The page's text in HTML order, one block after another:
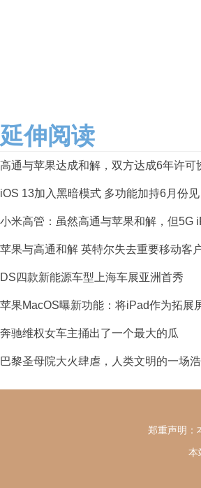
延伸阅读
高通与苹果达成和解，双方达成6年许可
iOS 13加入黑暗模式 多功能加持6月份见
小米高管：虽然高通与苹果和解，但5G
苹果与高通和解 英特尔失去重要移动客
DS四款新能源车型上海车展亚洲首秀
苹果MacOS曝新功能：将iPad作为拓展
奔驰维权女车主捅出了一个最大的瓜
巴黎圣母院大火肆虐，人类文明的一场
郑重声明：
本